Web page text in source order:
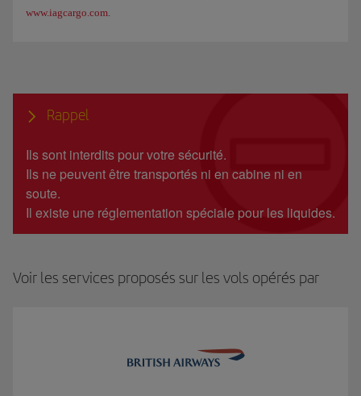
www.iagcargo.com.
Rappel
Ils sont interdits pour votre sécurité.
Ils ne peuvent être transportés ni en cabine ni en
soute.
Il existe une réglementation spéciale pour les liquides.
Voir les services proposés sur les vols opérés par